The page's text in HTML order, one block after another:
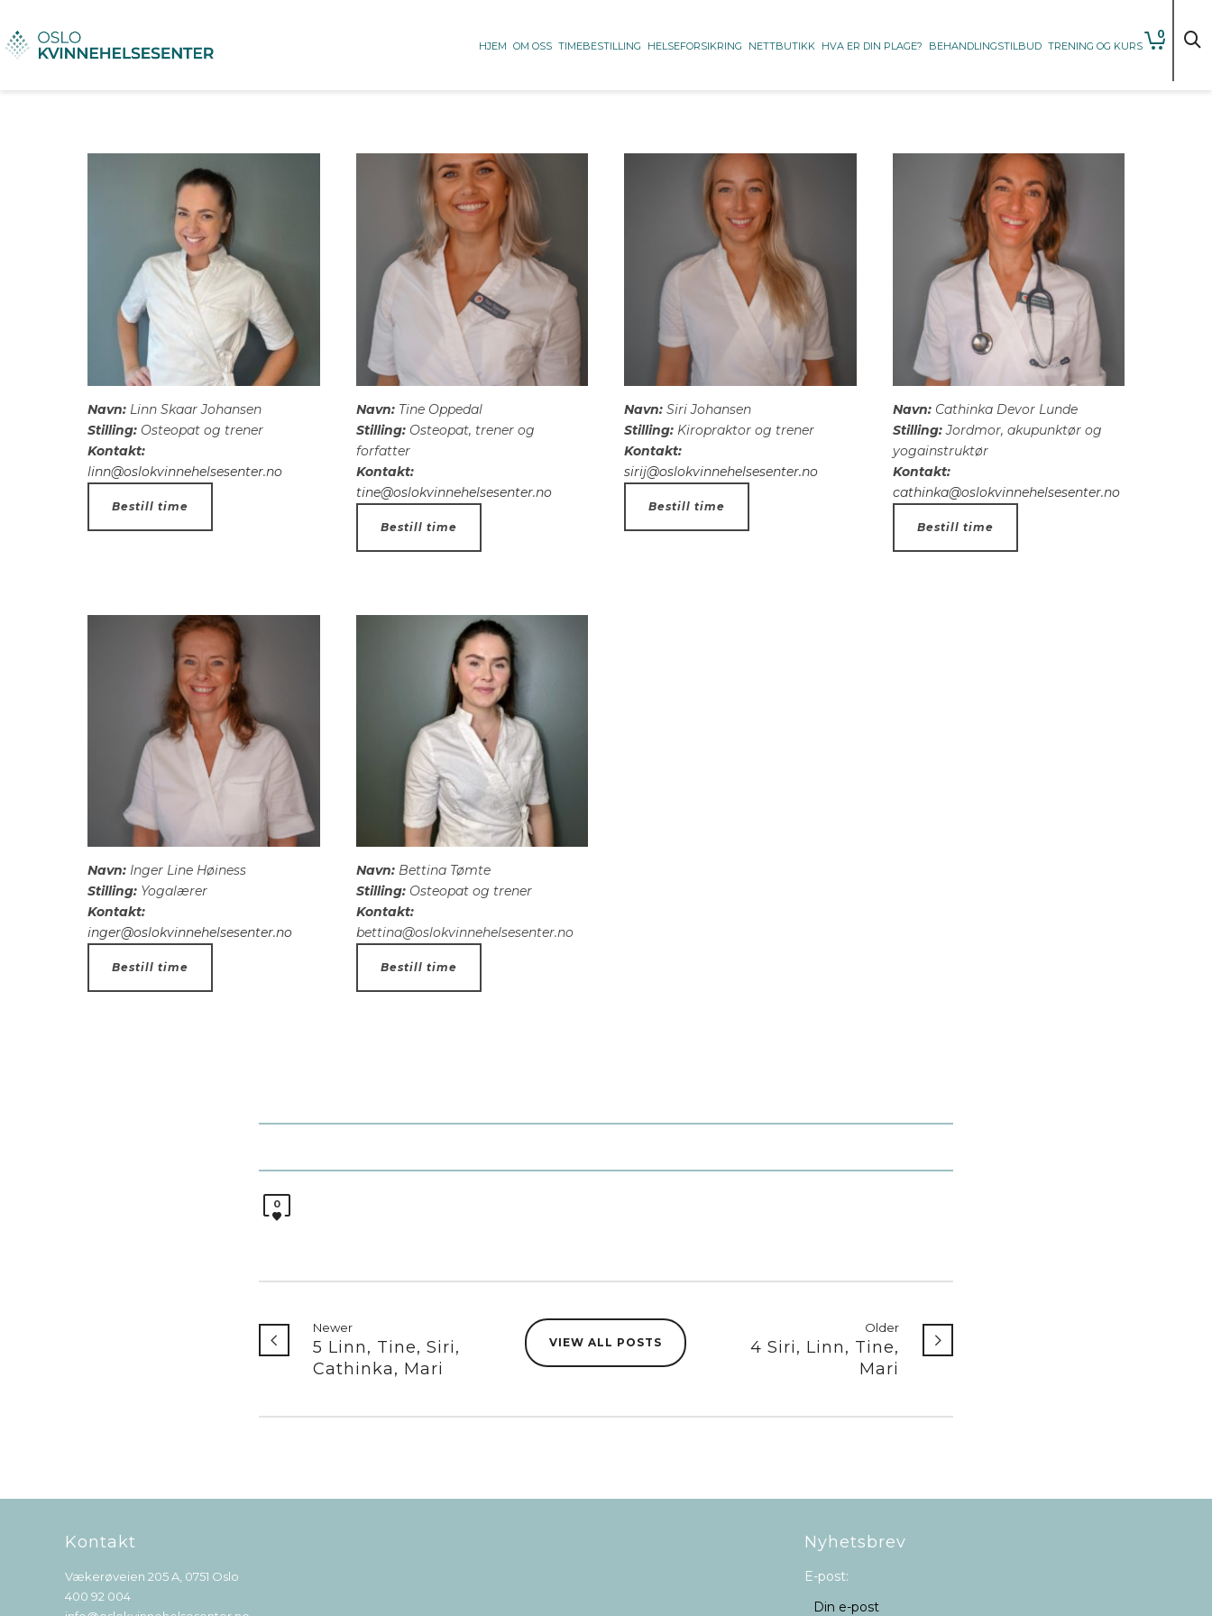
0
HJEM OM OSS TIMEBESTILLING HELSEFORSIKRING NETTBUTIKK HVA ER DIN PLAGE? BEHANDLINGSTILBUD TRENING OG KURS
Navn: Linn Skaar Johansen
Stilling: Osteopat og trener
Kontakt:
linn@oslokvinnehelsesenter.no
Bestill time
Navn:Tine Oppedal
Stilling:Osteopat, trener og
forfatter
Kontakt:
tine@oslokvinnehelsesenter.no
Bestill time
Navn: Siri Johansen
Stilling: Kiropraktor og trener
Kontakt:
sirij@oslokvinnehelsesenter.no
Bestill time
Navn:Cathinka Devor Lunde
Stilling:Jordmor, akupunktør og
yogainstruktør
Kontakt:
cathinka@oslokvinnehelsesenter.no
Bestill time
Navn: Inger Line Høiness
Stilling: Yogalærer
Kontakt:
inger@oslokvinnehelsesenter.no
Bestill time
Navn:Bettina Tømte
Stilling:Osteopat og trener
Kontakt:
bettina@oslokvinnehelsesenter.no
Bestill time
0
Newer
5 Linn, Tine, Siri,
Cathinka, Mari
VIEW ALL POSTS
Older
4 Siri, Linn, Tine,
Mari
Kontakt
Vækerøveien 205 A, 0751 Oslo
400 92 004
Nyhetsbrev
E-post: